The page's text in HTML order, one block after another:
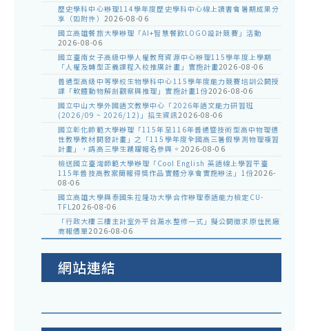
歷史學科中心辦理114學年度歷史學科中心線上讀書會暑期成果分
享（如附件） 2026-08-06
國立高雄餐旅大學辦理「AI+智慧餐飲LOGO設計競賽」活動
2026-08-06
國立臺南女子高級中學人權教育資源中心辦理115學年度上學期
「人權及轉型正義課程入校推廣計畫」實施計畫2026-08-06
普通型高級中等學校生物學科中心115學年度能力競賽培訓公開授
課「軟體動物解剖觀察與推理」實施計畫1份2026-08-06
國立中山大學外國語文教學中心「2026年語文能力研習班
(2026/09 ~ 2026/12)」招生資訊2026-08-06
國立彰化師範大學辦理「115年至116年普通暨技術型高中物理適
性教學教材開發計畫」之「115學年度全國高三暑假學測物理複習
計畫」，請高三學生踴躍報名參與。 2026-08-06
檢送國立臺灣師範大學辦理「Cool English 英語線上學習平臺
115年普技高教案簡報得獎作品實體分享會實施辦法」1份2026-
08-06
國立高雄大學與泰國朱拉隆功大學合作辦理泰語能力檢定CU-
TFL2026-08-06
「行政大樓三樓主計室外平台漏水整修一式」擬公開徵求原住民廠
商報價單2026-08-06
網站連結